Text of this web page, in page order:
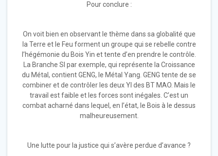
Pour conclure :
On voit bien en observant le thème dans sa globalité que
la Terre et le Feu forment un groupe qui se rebelle contre
l’hégémonie du Bois Yin et tente d’en prendre le contrôle.
La Branche SI par exemple, qui représente la Croissance
du Métal, contient GENG, le Métal Yang. GENG tente de se
combiner et de contrôler les deux YI des BT MAO. Mais le
travail est faible et les forces sont inégales. C’est un
combat acharné dans lequel, en l’état, le Bois à le dessus
malheureusement.
Une lutte pour la justice qui s’avère perdue d’avance ?